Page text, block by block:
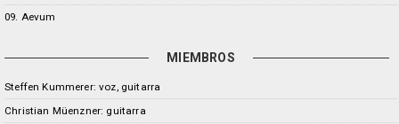
09. Aevum
MIEMBROS
Steffen Kummerer: voz, guitarra
Christian Müenzner: guitarra